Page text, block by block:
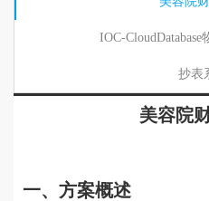
IOC-
抄表
美容院
一、方案概述